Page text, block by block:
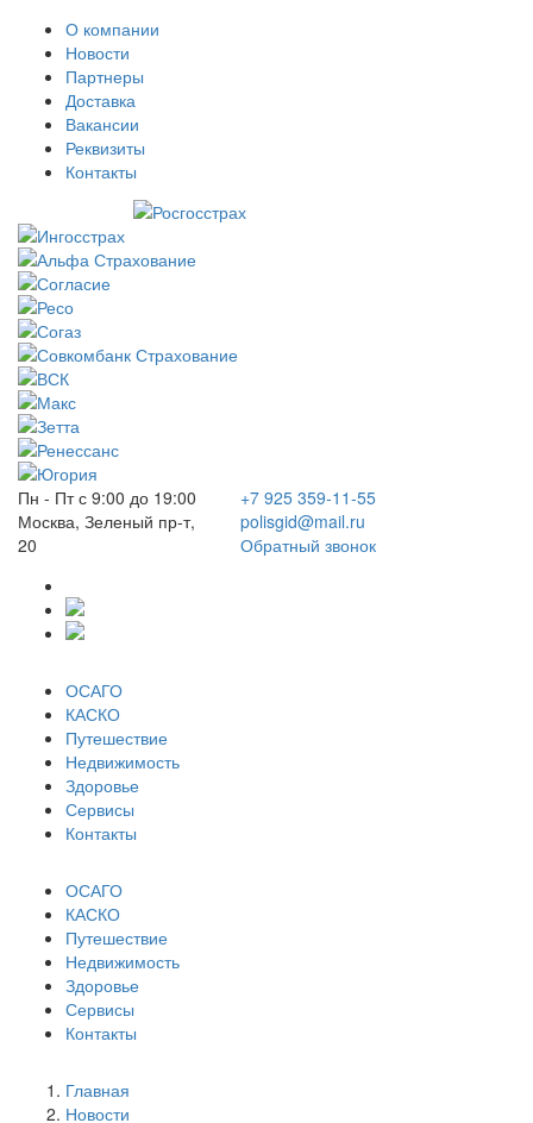
О компании
Новости
Партнеры
Доставка
Вакансии
Реквизиты
Контакты
Пн - Пт с 9:00 до 19:00
Москва, Зеленый пр-т,
20
+7 925 359-11-55
polisgid@mail.ru
Обратный звонок
ОСАГО
КАСКО
Путешествие
Недвижимость
Здоровье
Сервисы
Контакты
ОСАГО
КАСКО
Путешествие
Недвижимость
Здоровье
Сервисы
Контакты
Главная
Новости